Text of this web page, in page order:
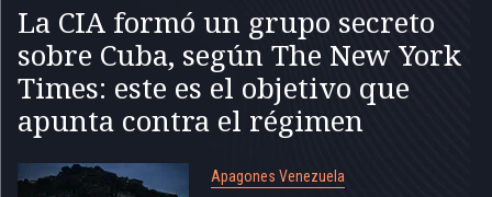
La CIA formó un grupo secreto
sobre Cuba, según The New York
Times: este es el objetivo que
apunta contra el régimen
Apagones Venezuela